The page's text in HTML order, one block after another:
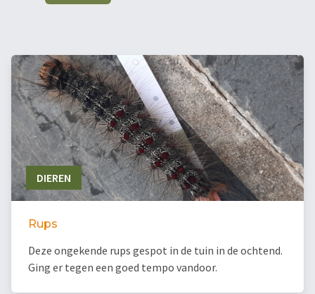
DIEREN
Rups
Deze ongekende rups gespot in de tuin in de ochtend.
Ging er tegen een goed tempo vandoor.